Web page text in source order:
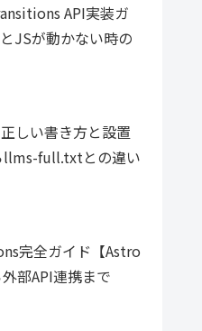
API実装ガ
JSが動かない時の
しい書き方と設置
llms-full.txtとの違い
完全ガイド【Astro
部API連携まで